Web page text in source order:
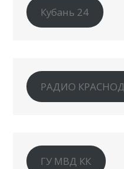
Кубань 24
РАДИО
ГУ МВД КК